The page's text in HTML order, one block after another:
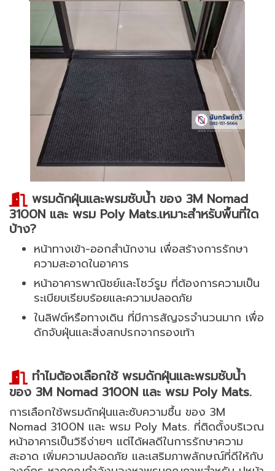
พรมดักฝุ่นและพรมซับน้ำ ของ 3M Nomad
3100N และ พรม Poly Mats.เหมาะสำหรับพื้นที่ใด
บ้าง?
หน้าทางเข้า-ออกสำนักงาน เพื่อสร้างการรักษา
ความสะอาดในอาคาร
หน้าอาคารพาณิชย์และโชว์รูม ที่ต้องการความเป็น
ระเบียบเรียบร้อยและความปลอดภัย
ในลิฟต์หรือทางเดิน ที่มีการสัญจรจำนวนมาก เพื่อ
ดักจับฝุ่นและสิ่งสกปรกจากรองเท้า
ทำไมต้องเลือกใช้ พรมดักฝุ่นและพรมซับน้ำ
ของ 3M Nomad 3100N และ พรม Poly Mats.
การเลือกใช้พรมดักฝุ่นและซับความชื้น ของ 3M
Nomad 3100N และ พรม Poly Mats. ที่ติดตั้งบริเวณ
หน้าอาคารเป็นวิธีง่ายๆ แต่ได้ผลดีในการรักษาความ
สะอาด เพิ่มความปลอดภัย และเสริมภาพลักษณ์ที่ดีให้กับ